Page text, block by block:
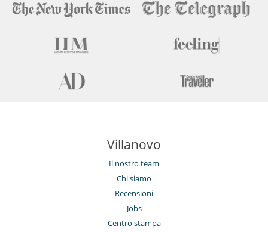
Villanovo
Il nostro team
Chi siamo
Recensioni
Jobs
Centro stampa